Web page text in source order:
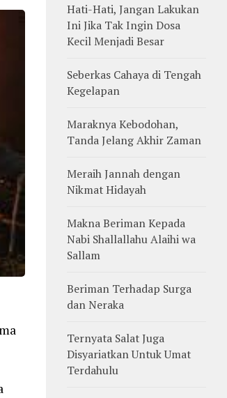
Hati-Hati, Jangan Lakukan
Ini Jika Tak Ingin Dosa
Kecil Menjadi Besar
Seberkas Cahaya di Tengah
Kegelapan
Maraknya Kebodohan,
Tanda Jelang Akhir Zaman
Meraih Jannah dengan
Nikmat Hidayah
Makna Beriman Kepada
Nabi Shallallahu Alaihi wa
Sallam
Beriman Terhadap Surga
dan Neraka
Ternyata Salat Juga
Disyariatkan Untuk Umat
Terdahulu